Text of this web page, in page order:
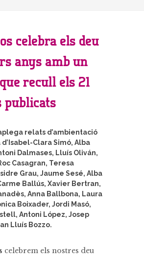
celebra els deu
anys amb un
recull els 21
publicats
relats d’ambientació
Clara Simó, Alba
Dalmases, Lluís Oliván,
Casagran, Teresa
Grau, Jaume Sesé, Alba
Ballús, Xavier Bertran,
Anna Ballbona, Laura
Boixader, Jordi Masó,
Antoni López, Josep
Lluís Bozzo.
celebrem els nostres deu